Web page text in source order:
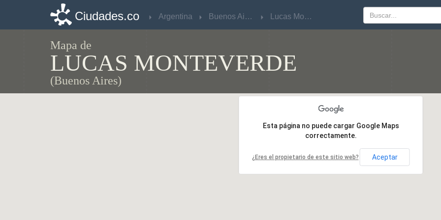
Ciudades.co Argentina Buenos Aires Lucas Monteverde
Mapa de
LUCAS MONTEVERDE
(Buenos Aires)
Esta página no puede cargar Google Maps
correctamente.
¿Eres el propietario de este sitio web? Aceptar
Esta página no puede cargar Google Maps
correctamente.
¿Eres el propietario de este sitio web? Aceptar
Ciudades.co Argentina Buenos Aires Lucas Monteverde